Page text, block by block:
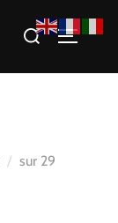
Rechercher :
sur Publié
29